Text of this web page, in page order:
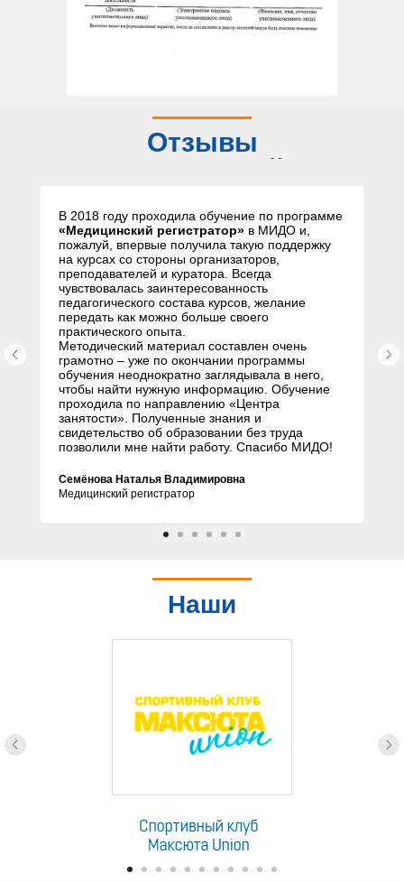
Отзывы
слушателей
В 2018 году проходила обучение по программе
«Медицинский регистратор» в МИДО и,
пожалуй, впервые получила такую поддержку
на курсах со стороны организаторов,
преподавателей и куратора. Всегда
чувствовалась заинтересованность
педагогического состава курсов, желание
передать как можно больше своего
практического опыта.
Методический материал составлен очень
грамотно – уже по окончании программы
обучения неоднократно заглядывала в него,
чтобы найти нужную информацию. Обучение
проходила по направлению «Центра
занятости». Полученные знания и
свидетельство об образовании без труда
позволили мне найти работу. Спасибо МИДО!
Семёнова Наталья Владимировна
Медицинский регистратор
Наши